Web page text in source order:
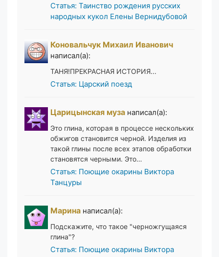
Статья: Таинство рождения русских
народных кукол Елены Вернидубовой
Коновальчук Михаил Иванович
написал(а):
ТАНЯ!ПРЕКРАСНАЯ ИСТОРИЯ...
Статья: Царский поезд
Царицынская муза написал(а):
Это глина, которая в процессе нескольких
обжигов становится черной. Изделия из
такой глины после всех этапов обработки
становятся черными. Это…
Статья: Поющие окарины Виктора
Танцуры
Марина написал(а):
Подскажите, что такое "черножгущаяся
глина"?
Статья: Поющие окарины Виктора